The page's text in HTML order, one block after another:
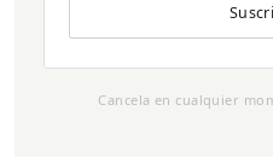
Cancela en cualquier